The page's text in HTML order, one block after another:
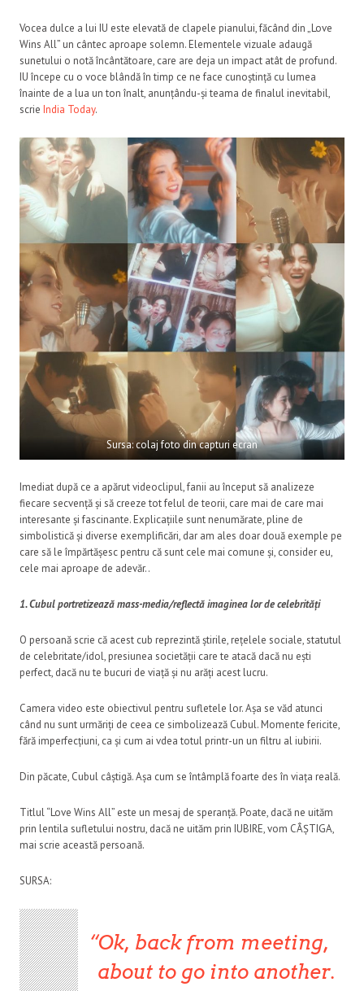
Vocea dulce a lui IU este elevată de clapele pianului, făcând din „Love
Wins All” un cântec aproape solemn. Elementele vizuale adaugă
sunetului o notă încântătoare, care are deja un impact atât de profund.
IU începe cu o voce blândă în timp ce ne face cunoștință cu lumea
înainte de a lua un ton înalt, anunțându-și teama de finalul inevitabil,
scrie India Today.
Sursa: colaj foto din capturi ecran
Imediat după ce a apărut videoclipul, fanii au început să analizeze
fiecare secvență și să creeze tot felul de teorii, care mai de care mai
interesante și fascinante. Explicațiile sunt nenumărate, pline de
simbolistică și diverse exemplificări, dar am ales doar două exemple pe
care să le împărtășesc pentru că sunt cele mai comune și, consider eu,
cele mai aproape de adevăr..
1. Cubul portretizează mass-media/reflectă imaginea lor de celebrități
O persoană scrie că acest cub reprezintă știrile, rețelele sociale, statutul
de celebritate/idol, presiunea societății care te atacă dacă nu ești
perfect, dacă nu te bucuri de viață și nu arăți acest lucru.
Camera video este obiectivul pentru sufletele lor. Așa se văd atunci
când nu sunt urmăriți de ceea ce simbolizează Cubul. Momente fericite,
fără imperfecțiuni, ca și cum ai vdea totul printr-un un filtru al iubirii.
Din păcate, Cubul câștigă. Așa cum se întâmplă foarte des în viața reală.
Titlul “Love Wins All” este un mesaj de speranță. Poate, dacă ne uităm
prin lentila sufletului nostru, dacă ne uităm prin IUBIRE, vom CÂȘTIGA,
mai scrie această persoană.
SURSA:
Ok, back from meeting,
about to go into another.